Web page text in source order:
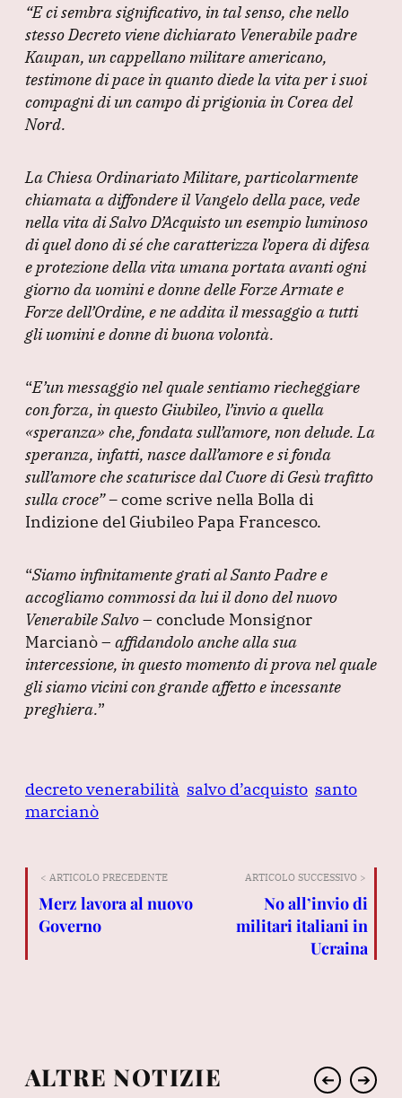
“E ci sembra significativo, in tal senso, che nello
stesso Decreto viene dichiarato Venerabile padre
Kaupan, un cappellano militare americano,
testimone di pace in quanto diede la vita per i suoi
compagni di un campo di prigionia in Corea del
Nord.
La Chiesa Ordinariato Militare, particolarmente
chiamata a diffondere il Vangelo della pace, vede
nella vita di Salvo D’Acquisto un esempio luminoso
di quel dono di sé che caratterizza l’opera di difesa
e protezione della vita umana portata avanti ogni
giorno da uomini e donne delle Forze Armate e
Forze dell’Ordine, e ne addita il messaggio a tutti
gli uomini e donne di buona volontà.
“E’un messaggio nel quale sentiamo riecheggiare
con forza, in questo Giubileo, l’invio a quella
«speranza» che, fondata sull’amore, non delude. La
speranza, infatti, nasce dall’amore e si fonda
sull’amore che scaturisce dal Cuore di Gesù trafitto
sulla croce”–come scrive nella Bolla di
Indizione del Giubileo Papa Francesco.
“Siamo infinitamente grati al Santo Padre e
accogliamo commossi da lui il dono del nuovo
Venerabile Salvo– conclude Monsignor
Marcianò – affidandolo anche alla sua
intercessione, in questo momento di prova nel quale
gli siamo vicini con grande affetto e incessante
preghiera.”
decreto venerabilità salvo d’acquisto santo
marcianò
< ARTICOLO PRECEDENTE
Merz lavora al nuovo
Governo
ARTICOLO SUCCESSIVO >
No all’invio di
militari italiani in
Ucraina
ALTRE NOTIZIE ➔ ➔